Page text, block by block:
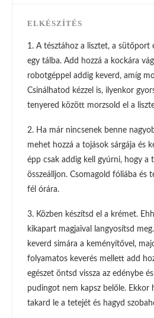
ELKÉSZÍTÉS
1. A tésztához a lisztet, a sütőport
egy tálba. Add hozzá a kockára
robotgéppel addig keverd, amíg
Csinálhatod kézzel is, ilyenkor
tenyered között morzsold el a
2. Ha már nincsenek benne
mehet hozzá a tojások sárgája és
épp csak addig kell gyúrni, hogy a
összeálljon. Csomagold fóliába és
fél órára.
3. Közben készítsd el a krémet.
kikapart magjaival langyosítsd
keverd simára a keményítővel,
folyamatos keverés mellett add
egészet öntsd vissza az edénybe
pudingot nem kapsz belőle. Ekkor
takard le a tetejét és hagyd